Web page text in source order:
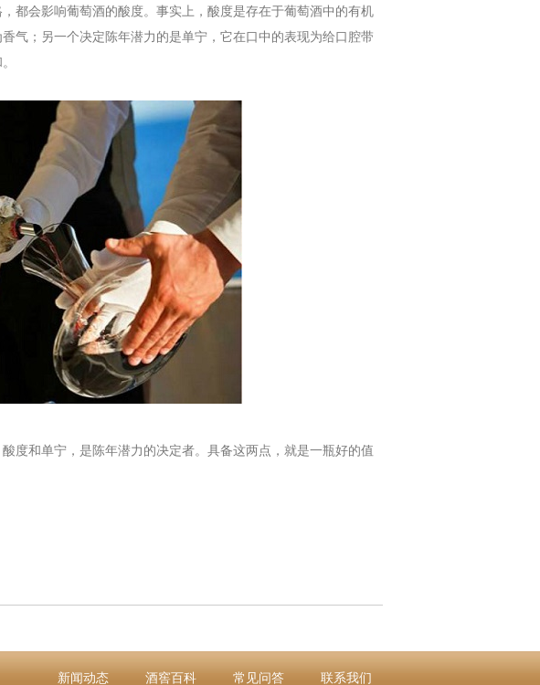
都会影响葡萄酒的酸度。事实上，酸度是存在于葡萄酒中的有机
气；另一个决定陈年潜力的是单宁，它在口中的表现为给口腔带
和单宁，是陈年潜力的决定者。具备这两点，就是一瓶好的值
新闻动态 酒窖百科 常见问答 联系我们